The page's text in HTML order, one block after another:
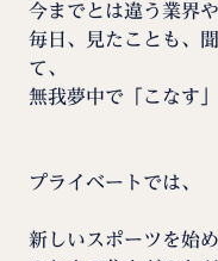
今までとは違う業界
毎日、見たことも、
て、
無我夢中で「こなす
プライベートでは、
新しいスポーツを始